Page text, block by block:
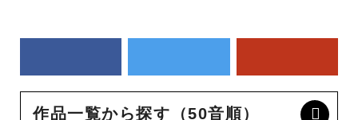
作品一覧から探す（50音順）